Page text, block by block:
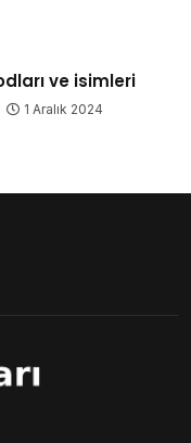
ve isimleri
1 Aralık 2024